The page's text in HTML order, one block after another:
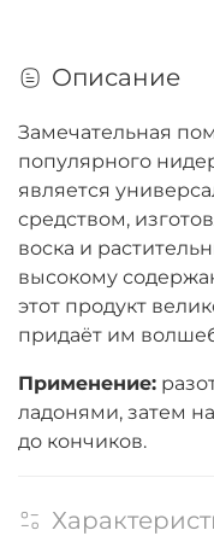
Описание
Замечательная
популярного
является
средством,
воска и
высокому
этот продукт
придаёт им
Применение:
ладонями, затем
до кончиков.